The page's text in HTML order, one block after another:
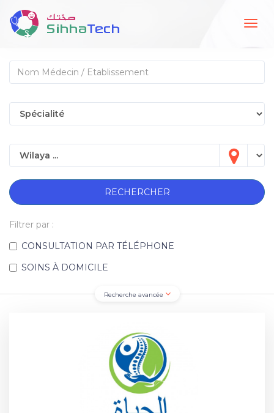
RECHERCHER
Filtrer par :
CONSULTATION PAR TÉLÉPHONE
SOINS À DOMICILE
Recherche avancée